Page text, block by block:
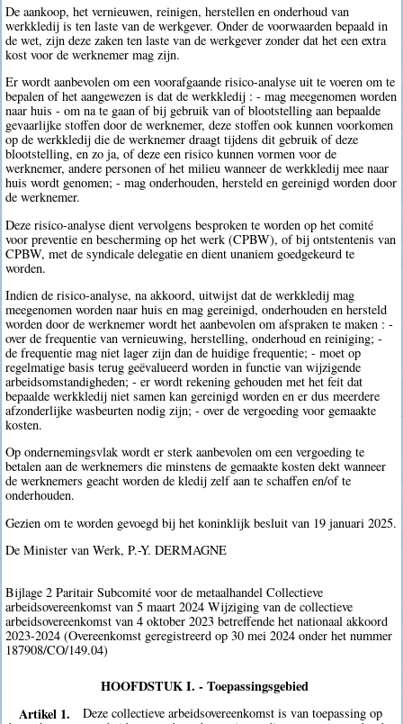
De aankoop, het vernieuwen, reinigen, herstellen en onderhoud van
werkkledij is ten laste van de werkgever. Onder de voorwaarden bepaald in
de wet, zijn deze zaken ten laste van de werkgever zonder dat het een extra
kost voor de werknemer mag zijn.
Er wordt aanbevolen om een voorafgaande risico-analyse uit te voeren om te
bepalen of het aangewezen is dat de werkkledij : - mag meegenomen worden
naar huis - om na te gaan of bij gebruik van of blootstelling aan bepaalde
gevaarlijke stoffen door de werknemer, deze stoffen ook kunnen voorkomen
op de werkkledij die de werknemer draagt tijdens dit gebruik of deze
blootstelling, en zo ja, of deze een risico kunnen vormen voor de
werknemer, andere personen of het milieu wanneer de werkkledij mee naar
huis wordt genomen; - mag onderhouden, hersteld en gereinigd worden door
de werknemer.
Deze risico-analyse dient vervolgens besproken te worden op het comité
voor preventie en bescherming op het werk (CPBW), of bij ontstentenis van
CPBW, met de syndicale delegatie en dient unaniem goedgekeurd te
worden.
Indien de risico-analyse, na akkoord, uitwijst dat de werkkledij mag
meegenomen worden naar huis en mag gereinigd, onderhouden en hersteld
worden door de werknemer wordt het aanbevolen om afspraken te maken : -
over de frequentie van vernieuwing, herstelling, onderhoud en reiniging; -
de frequentie mag niet lager zijn dan de huidige frequentie; - moet op
regelmatige basis terug geëvalueerd worden in functie van wijzigende
arbeidsomstandigheden; - er wordt rekening gehouden met het feit dat
bepaalde werkkledij niet samen kan gereinigd worden en er dus meerdere
afzonderlijke wasbeurten nodig zijn; - over de vergoeding voor gemaakte
kosten.
Op ondernemingsvlak wordt er sterk aanbevolen om een vergoeding te
betalen aan de werknemers die minstens de gemaakte kosten dekt wanneer
de werknemers geacht worden de kledij zelf aan te schaffen en/of te
onderhouden.
Gezien om te worden gevoegd bij het koninklijk besluit van 19 januari 2025.
De Minister van Werk, P.-Y. DERMAGNE
Bijlage 2 Paritair Subcomité voor de metaalhandel Collectieve
arbeidsovereenkomst van 5 maart 2024 Wijziging van de collectieve
arbeidsovereenkomst van 4 oktober 2023 betreffende het nationaal akkoord
2023-2024 (Overeenkomst geregistreerd op 30 mei 2024 onder het nummer
187908/CO/149.04)
HOOFDSTUK I. - Toepassingsgebied
Artikel 1.
Deze collectieve arbeidsovereenkomst is van toepassing op